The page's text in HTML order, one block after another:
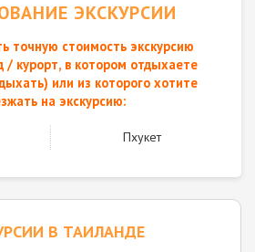
ЭКСКУРСИИ
точную стоимость экскурсию
/ курорт, в котором отдыхаете
или из которого хотите
на экскурсию:
Пхукет
В ТАИЛАНДЕ